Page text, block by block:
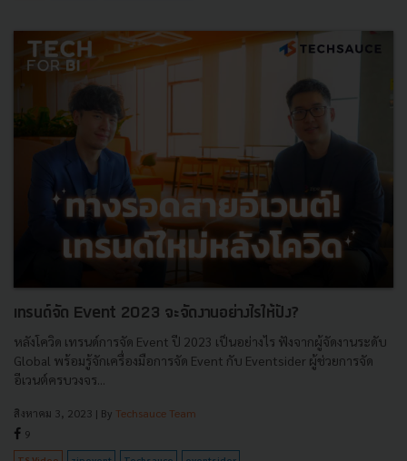
เทรนด์จัด Event 2023 จะจัดงานอย่างไรให้ปัง?
หลังโควิด เทรนด์การจัด Event ปี 2023 เป็นอย่างไร ฟังจากผู้จัดงานระดับ
Global พร้อมรู้จักเครื่องมือการจัด Event กับ Eventsider ผู้ช่วยการจัด
อีเวนต์ครบวงจร...
สิงหาคม 3, 2023 | By Techsauce Team
9